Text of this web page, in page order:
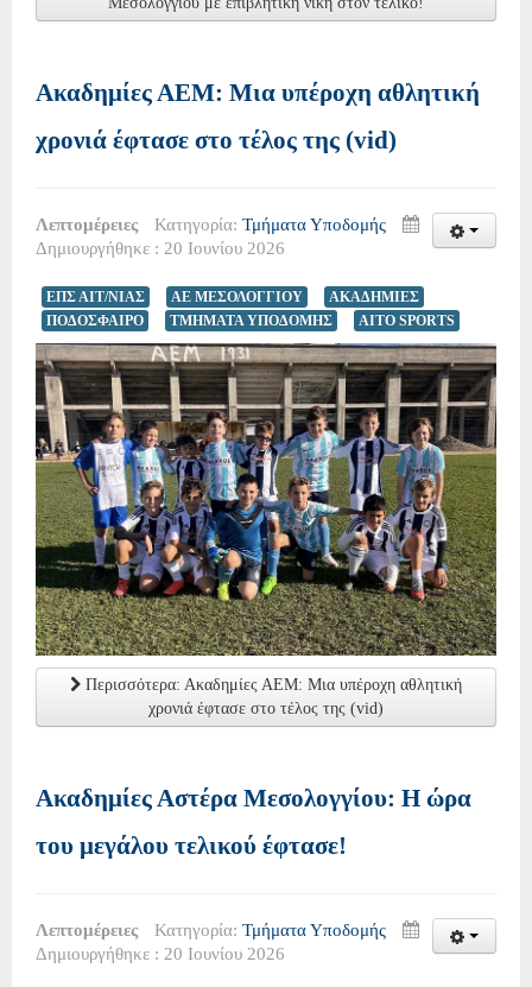
Ακαδημίες ΑΕΜ: Μια υπέροχη αθλητική
χρονιά έφτασε στο τέλος της (vid)
Λεπτομέρειες Κατηγορία: Τμήματα Υποδομής
Δημιουργήθηκε : 20 Ιουνίου 2026
ΕΠΣ ΑΙΤ/ΝΙΑΣ ΑΕ ΜΕΣΟΛΟΓΓΙΟΥ
ΑΚΑΔΗΜΙΕΣ
ΠΟΔΟΣΦΑΙΡΟ
ΤΜΗΜΑΤΑ ΥΠΟΔΟΜΗΣ AITO SPORTS
Περισσότερα: Ακαδημίες ΑΕΜ: Μια υπέροχη αθλητική
χρονιά έφτασε στο τέλος της (vid)
Ακαδημίες Αστέρα Μεσολογγίου: Η ώρα
του μεγάλου τελικού έφτασε!
Λεπτομέρειες Κατηγορία: Τμήματα Υποδομής
Δημιουργήθηκε : 20 Ιουνίου 2026